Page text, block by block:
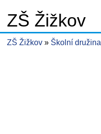
ZŠ Žižkov
ZŠ Žižkov Školní družina